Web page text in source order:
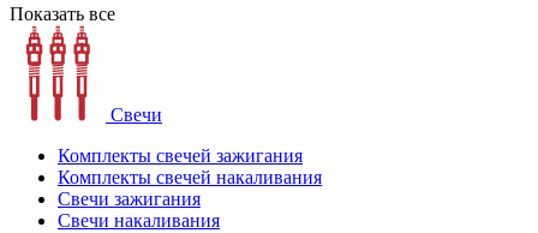
Показать все
Свечи
Комплекты свечей зажигания
Комплекты свечей накаливания
Свечи зажигания
Свечи накаливания